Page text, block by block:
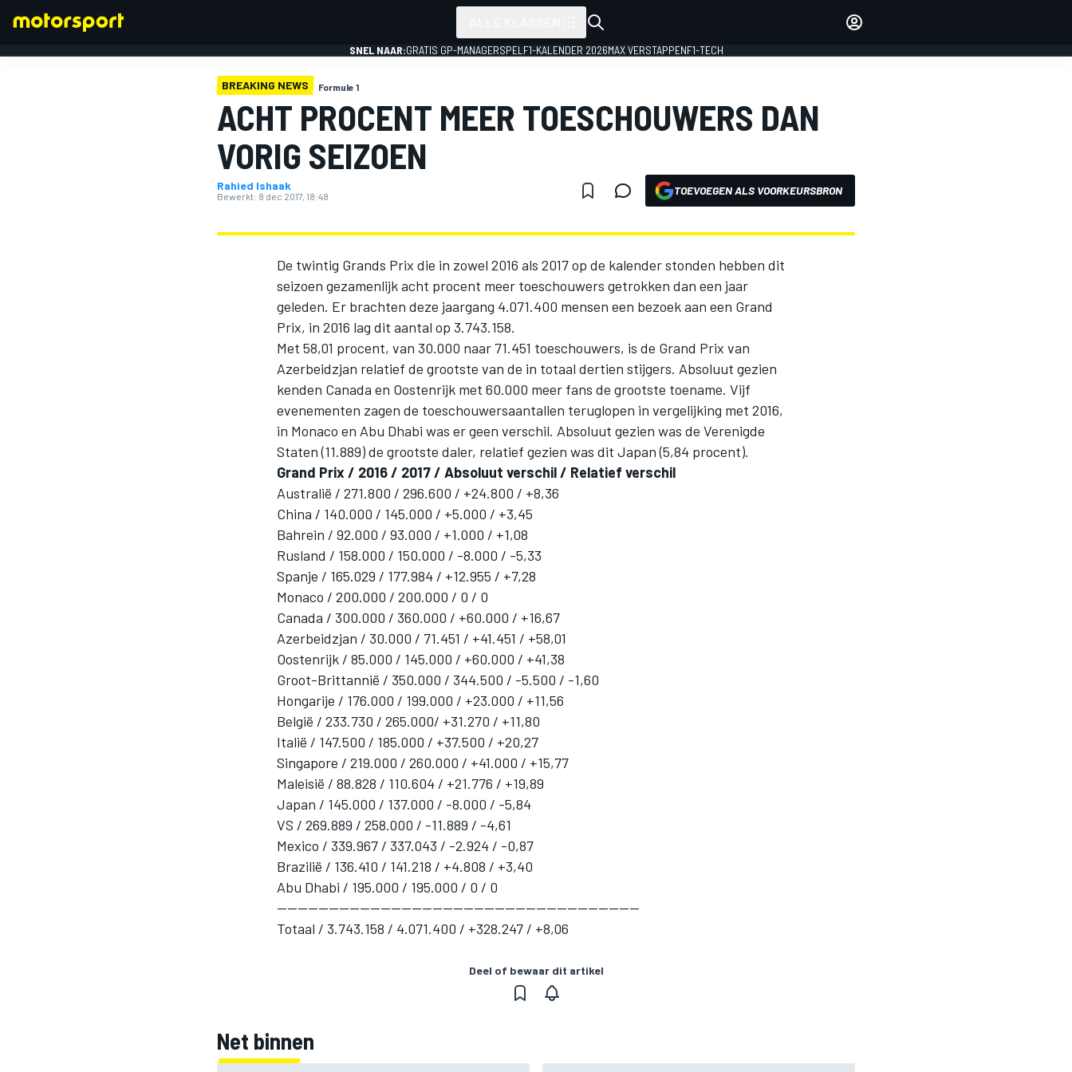
SNEL NAAR:GRATIS GP-MANAGERSPEL F1-KALENDER 2026MAX VERSTAPPENF1-TECH
BREAKING NEWS Formule 1
ACHT PROCENT MEER TOESCHOUWERS DAN
VORIG SEIZOEN
Rahied Ishaak
Bewerkt: 8 dec 2017, 18:48 TOEVOEGEN ALS VOORKEURSBRON
De twintig Grands Prix die in zowel 2016 als 2017 op de kalender stonden hebben dit
seizoen gezamenlijk acht procent meer toeschouwers getrokken dan een jaar
geleden. Er brachten deze jaargang 4.071.400 mensen een bezoek aan een Grand
Prix, in 2016 lag dit aantal op 3.743.158.
Met 58,01 procent, van 30.000 naar 71.451 toeschouwers, is de Grand Prix van
Azerbeidzjan relatief de grootste van de in totaal dertien stijgers. Absoluut gezien
kenden Canada en Oostenrijk met 60.000 meer fans de grootste toename. Vijf
evenementen zagen de toeschouwersaantallen teruglopen in vergelijking met 2016,
in Monaco en Abu Dhabi was er geen verschil. Absoluut gezien was de Verenigde
Staten (11.889) de grootste daler, relatief gezien was dit Japan (5,84 procent).
Grand Prix / 2016 / 2017 / Absoluut verschil / Relatief verschil
Australië / 271.800 / 296.600 / +24.800 / +8,36
China / 140.000 / 145.000 / +5.000 / +3,45
Bahrein / 92.000 / 93.000 / +1.000 / +1,08
Rusland / 158.000 / 150.000 / -8.000 / -5,33
Spanje / 165.029 / 177.984 / +12.955 / +7,28
Monaco / 200.000 / 200.000 / 0 / 0
Canada / 300.000 / 360.000 / +60.000 / +16,67
Azerbeidzjan / 30.000 / 71.451 / +41.451 / +58,01
Oostenrijk / 85.000 / 145.000 / +60.000 / +41,38
Groot-Brittannië / 350.000 / 344.500 / -5.500 / -1,60
Hongarije / 176.000 / 199.000 / +23.000 / +11,56
België / 233.730 / 265.000/ +31.270 / +11,80
Italië / 147.500 / 185.000 / +37.500 / +20,27
Singapore / 219.000 / 260.000 / +41.000 / +15,77
Maleisië / 88.828 / 110.604 / +21.776 / +19,89
Japan / 145.000 / 137.000 / -8.000 / -5,84
VS / 269.889 / 258.000 / -11.889 / -4,61
Mexico / 339.967 / 337.043 / -2.924 / -0,87
Brazilië / 136.410 / 141.218 / +4.808 / +3,40
Abu Dhabi / 195.000 / 195.000 / 0 / 0
----------------------------------------------------------------------
Totaal / 3.743.158 / 4.071.400 / +328.247 / +8,06
Deel of bewaar dit artikel
Net binnen